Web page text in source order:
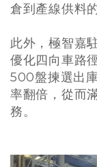
倉到產線供料
此外，極智嘉
優化四向車路
500盤揀選出
率翻倍，從而
務。